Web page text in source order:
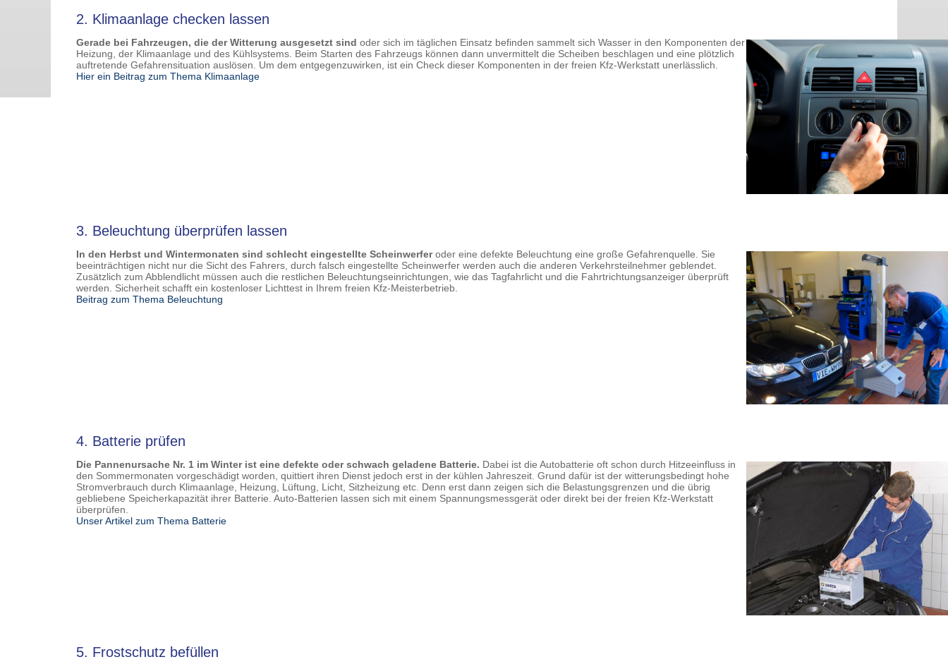
2. Klimaanlage checken lassen
Gerade bei Fahrzeugen, die der Witterung ausgesetzt sind oder sich im täglichen Einsatz befinden sammelt sich Wasser in den Komponenten der
Heizung, der Klimaanlage und des Kühlsystems. Beim Starten des Fahrzeugs können dann unvermittelt die Scheiben beschlagen und eine plötzlich
auftretende Gefahrensituation auslösen. Um dem entgegenzuwirken, ist ein Check dieser Komponenten in der freien Kfz-Werkstatt unerlässlich.
Hier ein Beitrag zum Thema Klimaanlage
3. Beleuchtung überprüfen lassen
In den Herbst und Wintermonaten sind schlecht eingestellte Scheinwerferoder eine defekte Beleuchtung eine große Gefahrenquelle. Sie
beeinträchtigen nicht nur die Sicht des Fahrers, durch falsch eingestellte Scheinwerfer werden auch die anderen Verkehrsteilnehmer geblendet.
Zusätzlich zum Abblendlicht müssen auch die restlichen Beleuchtungseinrichtungen, wie das Tagfahrlicht und die Fahrtrichtungsanzeiger überprüft
werden. Sicherheit schafft ein kostenloser Lichttest in Ihrem freien Kfz-Meisterbetrieb.
Beitrag zum Thema Beleuchtung
4. Batterie prüfen
Die Pannenursache Nr. 1 im Winter ist eine defekte oder schwach geladene Batterie. Dabei ist die Autobatterie oft schon durch Hitzeeinfluss in
den Sommermonaten vorgeschädigt worden, quittiert ihren Dienst jedoch erst in der kühlen Jahreszeit. Grund dafür ist der witterungsbedingt hohe
Stromverbrauch durch Klimaanlage, Heizung, Lüftung, Licht, Sitzheizung etc. Denn erst dann zeigen sich die Belastungsgrenzen und die übrig
gebliebene Speicherkapazität ihrer Batterie. Auto-Batterien lassen sich mit einem Spannungsmessgerät oder direkt bei der freien Kfz-Werkstatt
überprüfen.
Unser Artikel zum Thema Batterie
5. Frostschutz befüllen